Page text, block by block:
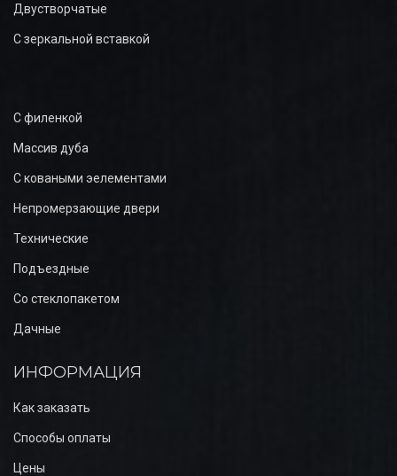
Двустворчатые
С зеркальной вставкой
С филенкой
Массив дуба
С коваными эелементами
Непромерзающие двери
Технические
Подъездные
Со стеклопакетом
Дачные
ИНФОРМАЦИЯ
Как заказать
Способы оплаты
Цены